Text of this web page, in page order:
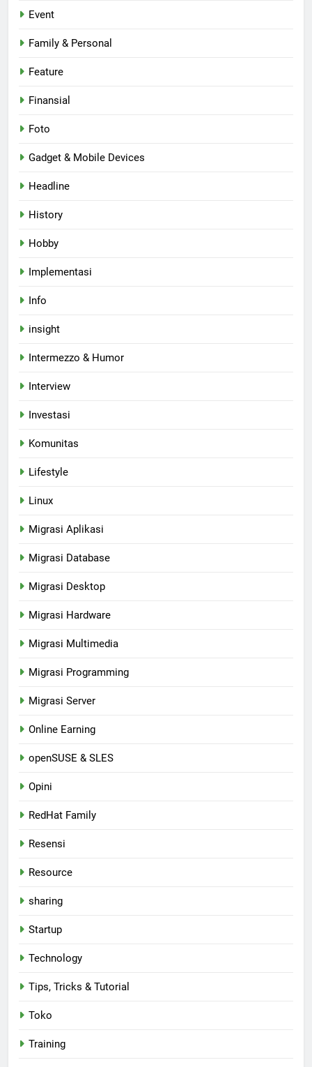
Event
Family & Personal
Feature
Finansial
Foto
Gadget & Mobile Devices
Headline
History
Hobby
Implementasi
Info
insight
Intermezzo & Humor
Interview
Investasi
Komunitas
Lifestyle
Linux
Migrasi Aplikasi
Migrasi Database
Migrasi Desktop
Migrasi Hardware
Migrasi Multimedia
Migrasi Programming
Migrasi Server
Online Earning
openSUSE & SLES
Opini
RedHat Family
Resensi
Resource
sharing
Startup
Technology
Tips, Tricks & Tutorial
Toko
Training